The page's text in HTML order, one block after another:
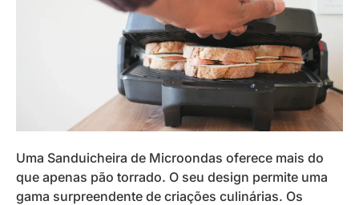
Uma Sanduicheira de Microondas oferece mais do
que apenas pão torrado. O seu design permite uma
gama surpreendente de criações culinárias. Os